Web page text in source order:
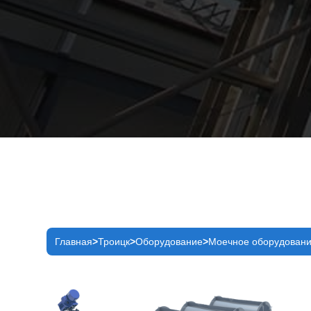
Главная Троицк Оборудование Моечное